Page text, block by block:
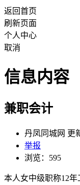
返回首页
刷新页面
个人中心
取消
信息内容
兼职会计
丹凤同城网 更
举报
浏览：595
本人女中级职称12